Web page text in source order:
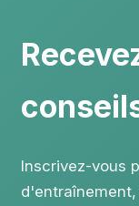
Inscrivez-vous